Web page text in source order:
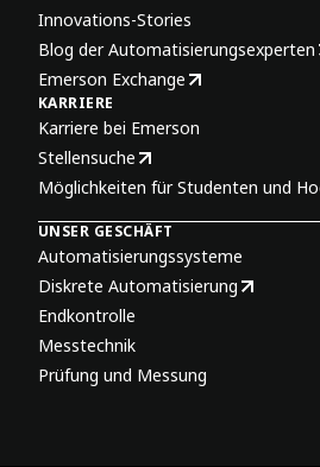
Innovations-Stories
Blog der Automatisierungsexperten
Emerson Exchange
KARRIERE
Karriere bei Emerson
Stellensuche
Möglichkeiten für Studenten und
UNSER GESCHÄFT
Automatisierungssysteme
Diskrete Automatisierung
Endkontrolle
Messtechnik
Prüfung und Messung